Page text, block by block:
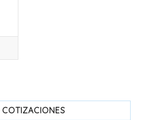
COTIZACIONES